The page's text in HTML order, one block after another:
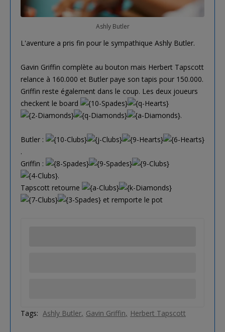
Ashly Butler
L'aventure a pris fin pour le sympathique Ashly Butler.
Gavin Griffin complète au bouton mais Herbert Tapscott
relance à 160.000 et Butler paye son tapis pour 150.000.
Griffin reste également dans le coup. Les deux joueurs
checkent le board
.
Butler :
.
Griffin :
.
Tapscott retourne
et remporte le pot
Tags: Ashly Butler Gavin Griffin Herbert Tapscott